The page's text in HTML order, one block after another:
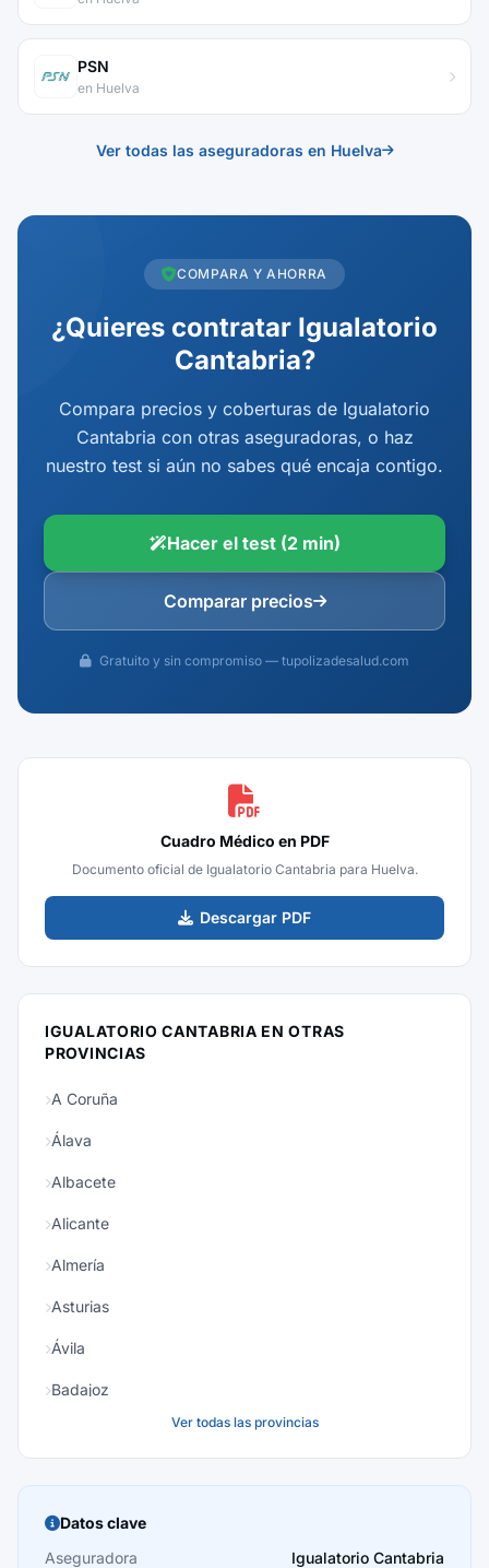
PSN
en Huelva
Ver todas las aseguradoras en Huelva
COMPARA Y AHORRA
¿Quieres contratar Igualatorio
Cantabria?
Compara precios y coberturas de Igualatorio
Cantabria con otras aseguradoras, o haz
nuestro test si aún no sabes qué encaja contigo.
Hacer el test (2 min)
Comparar precios
Gratuito y sin compromiso — tupolizadesalud.com
Cuadro Médico en PDF
Documento oficial de Igualatorio Cantabria para Huelva.
Descargar PDF
IGUALATORIO CANTABRIA EN OTRAS
PROVINCIAS
A Coruña
Álava
Albacete
Alicante
Almería
Asturias
Ávila
Badajoz
Burgos
Cáceres
Ver todas las provincias
Datos clave
Aseguradora
Igualatorio Cantabria